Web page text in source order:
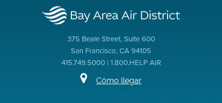
375 Beale Street, Suite 600
San Francisco, CA 94105
415.749.5000 | 1.800.HELP AIR
Cómo llegar